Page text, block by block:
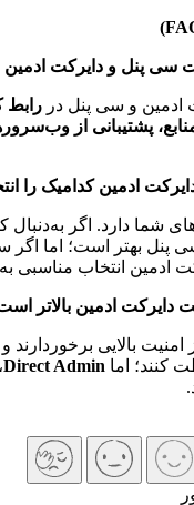
سی پنل و دایرکت
و سی پنل در رابط
پشتیبانی از
ادمین کدامیک را
شما دارد. اگر به‌دنبال
پنل بهتر است؛ اما
ادمین انتخاب
دایرکت ادمین بالاتر
بالایی برخوردارند
کنند؛ اما Direct Admin،